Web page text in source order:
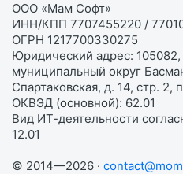
ООО «Мам Софт»
ИНН/КПП 7707455220 /
ОГРН 1217700330275
Юридический адрес: 105082,
муниципальный округ
Спартаковская, д. 14, стр.
ОКВЭД (основной): 62.01
Вид ИТ-деятельности
12.01
© 2014—2026 ·